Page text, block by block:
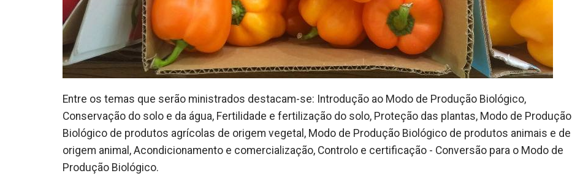
Entre os temas que serão ministrados destacam-se: Introdução ao Modo de Produção Biológico,
Conservação do solo e da água, Fertilidade e fertilização do solo, Proteção das plantas, Modo de Produção
Biológico de produtos agrícolas de origem vegetal, Modo de Produção Biológico de produtos animais e de
origem animal, Acondicionamento e comercialização, Controlo e certificação - Conversão para o Modo de
Produção Biológico.